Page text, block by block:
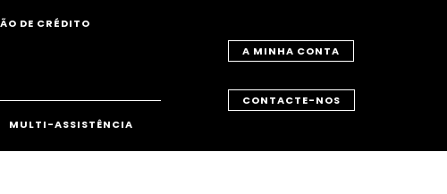
DE CRÉDITO
MULTI-ASSISTÊNCIA
A MINHA CONTA
CONTACTE-NOS